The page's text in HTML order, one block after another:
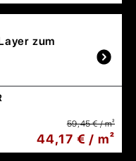
zum
59,45 € / m²
44,17 € / m²